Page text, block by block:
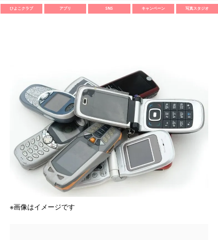
ひよこクラブ アプリ SNS キャンペーン 写真スタジオ
※画像はイメージです